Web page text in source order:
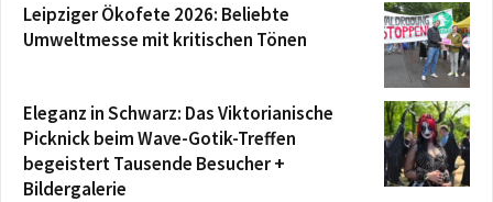
Leipziger Ökofete 2026: Beliebte
Umweltmesse mit kritischen Tönen
Eleganz in Schwarz: Das Viktorianische
Picknick beim Wave-Gotik-Treffen
begeistert Tausende Besucher +
Bildergalerie